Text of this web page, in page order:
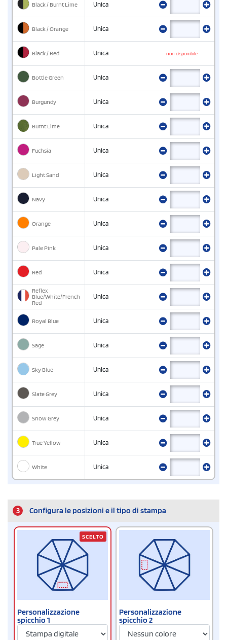
Black / Burnt Lime Unica
Black / Orange Unica
Black / Red Unica non disponibile
Bottle Green Unica
Burgundy Unica
Burnt Lime Unica
Fuchsia Unica
Light Sand Unica
Navy Unica
Orange Unica
Pale Pink Unica
Red Unica
Reflex
Blue/White/French
Red
Unica
Royal Blue Unica
Sage Unica
Sky Blue Unica
Slate Grey Unica
Snow Grey Unica
True Yellow Unica
White Unica
3 Configura le posizioni e il tipo di stampa
Personalizzazione
spicchio 1
SCELTO
Personalizzazione
spicchio 2